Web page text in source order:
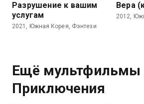
Разрушение к вашим
услугам
2021, Южная Корея, Фэнтези
Вера
2012,
Ещё мультфильмы
Приключения